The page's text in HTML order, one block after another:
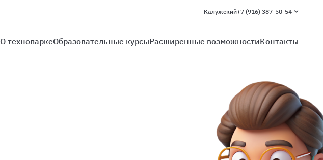
Калужский+7 (916) 387-50-54
О технопаркеОбразовательные курсыРасширенные возможностиКонтакты